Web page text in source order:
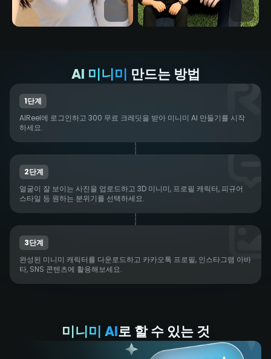
AI 미니미 만드는 방법
1단계
AIReel에 로그인하고 300 무료 크레딧을 받아 미니미 AI 만들기를 시작
하세요.
2단계
얼굴이 잘 보이는 사진을 업로드하고 3D 미니미, 프로필 캐릭터, 피규어
스타일 등 원하는 분위기를 선택하세요.
3단계
완성된 미니미 캐릭터를 다운로드하고 카카오톡 프로필, 인스타그램 아바
타, SNS 콘텐츠에 활용해보세요.
미니미 AI로 할 수 있는 것